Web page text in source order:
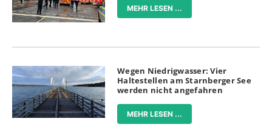
MEHR LESEN ...
Wegen Niedrigwasser: Vier
Haltestellen am Starnberger See
werden nicht angefahren
MEHR LESEN ...